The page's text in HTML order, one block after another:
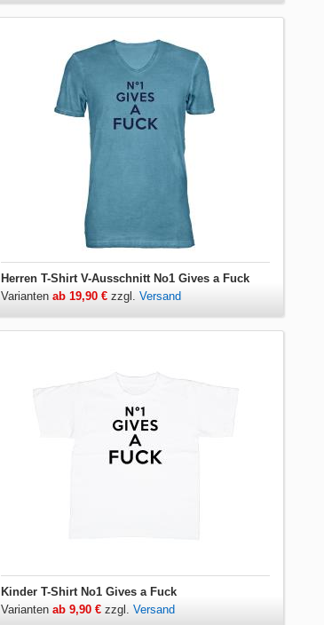
Herren T-Shirt V-Ausschnitt No1 Gives a Fuck
Variantenab 19,90 € zzgl.Versand
Kinder T-Shirt No1 Gives a Fuck
Variantenab 9,90 € zzgl.Versand